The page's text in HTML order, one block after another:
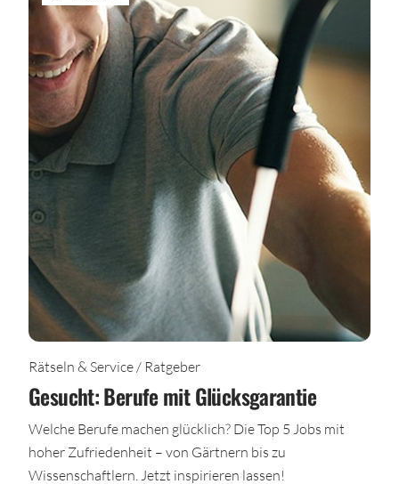
Rätseln & Service / Ratgeber
Gesucht: Berufe mit Glücksgarantie
Welche Berufe machen glücklich? Die Top 5 Jobs mit
hoher Zufriedenheit – von Gärtnern bis zu
Wissenschaftlern. Jetzt inspirieren lassen!